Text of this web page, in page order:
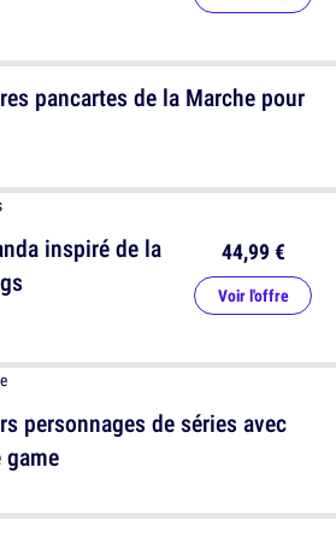
inspiré de la
44,99 €
Voir l'offre
pancartes de la Marche pour
personnages de séries avec